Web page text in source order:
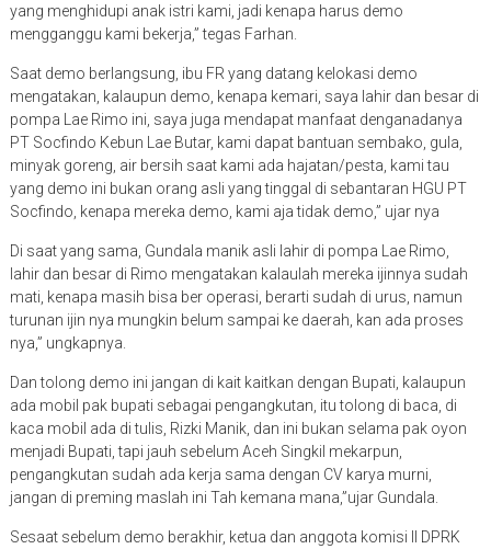
yang menghidupi anak istri kami, jadi kenapa harus demo
mengganggu kami bekerja,” tegas Farhan.
Saat demo berlangsung, ibu FR yang datang kelokasi demo
mengatakan, kalaupun demo, kenapa kemari, saya lahir dan besar di
pompa Lae Rimo ini, saya juga mendapat manfaat denganadanya
PT Socfindo Kebun Lae Butar, kami dapat bantuan sembako, gula,
minyak goreng, air bersih saat kami ada hajatan/pesta, kami tau
yang demo ini bukan orang asli yang tinggal di sebantaran HGU PT
Socfindo, kenapa mereka demo, kami aja tidak demo,” ujar nya
Di saat yang sama, Gundala manik asli lahir di pompa Lae Rimo,
lahir dan besar di Rimo mengatakan kalaulah mereka ijinnya sudah
mati, kenapa masih bisa ber operasi, berarti sudah di urus, namun
turunan ijin nya mungkin belum sampai ke daerah, kan ada proses
nya,” ungkapnya.
Dan tolong demo ini jangan di kait kaitkan dengan Bupati, kalaupun
ada mobil pak bupati sebagai pengangkutan, itu tolong di baca, di
kaca mobil ada di tulis, Rizki Manik, dan ini bukan selama pak oyon
menjadi Bupati, tapi jauh sebelum Aceh Singkil mekarpun,
pengangkutan sudah ada kerja sama dengan CV karya murni,
jangan di preming maslah ini Tah kemana mana,”ujar Gundala.
Sesaat sebelum demo berakhir, ketua dan anggota komisi II DPRK